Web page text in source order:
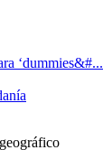
‘dummies&#...